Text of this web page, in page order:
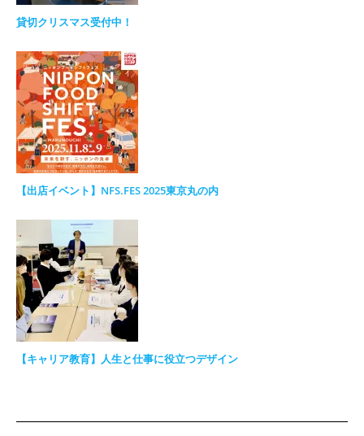
貸切クリスマス受付中！
【出店イベント】NFS.FES 2025東京丸の内
【キャリア教育】人生と仕事に役立つデザイン